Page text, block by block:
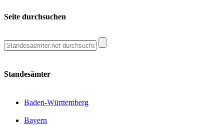
Seite durchsuchen
Standesämter
Baden-Württemberg
Bayern